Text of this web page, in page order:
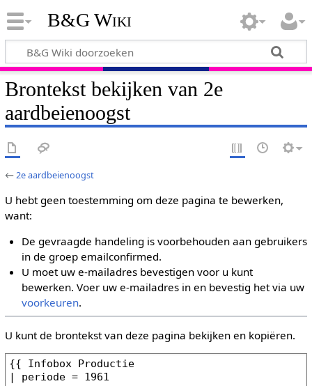
B&G Wiki
Brontekst bekijken van 2e
aardbeienoogst
←2e aardbeienoogst
U hebt geen toestemming om deze pagina te bewerken,
want:
De gevraagde handeling is voorbehouden aan gebruikers
in de groep emailconfirmed.
U moet uw e-mailadres bevestigen voor u kunt
bewerken. Voer uw e-mailadres in en bevestig het via uw
voorkeuren.
U kunt de brontekst van deze pagina bekijken en kopiëren.